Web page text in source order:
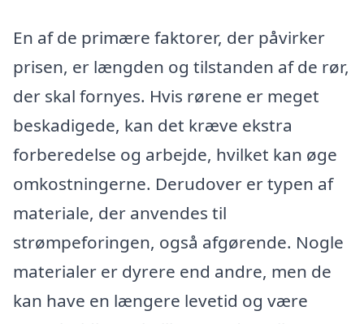
En af de primære faktorer, der påvirker
prisen, er længden og tilstanden af de rør,
der skal fornyes. Hvis rørene er meget
beskadigede, kan det kræve ekstra
forberedelse og arbejde, hvilket kan øge
omkostningerne. Derudover er typen af
materiale, der anvendes til
strømpeforingen, også afgørende. Nogle
materialer er dyrere end andre, men de
kan have en længere levetid og være